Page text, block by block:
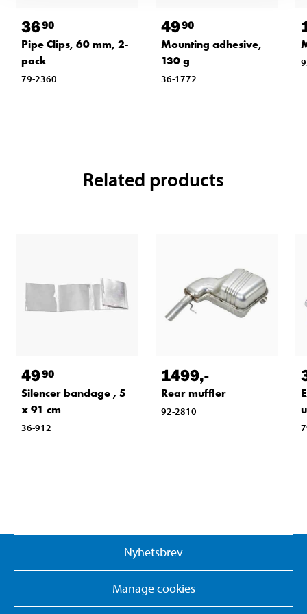
3690
Pipe Clips, 60 mm, 2-
pack
79-2360
4990
Mounting adhesive,
130 g
36-1772
Related products
4990
Silencer bandage , 5
x 91 cm
36-912
1499,-
Rear muffler
92-2810
Nyhetsbrev
Manage cookies